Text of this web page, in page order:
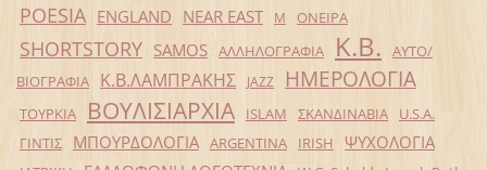
POESIA ENGLAND NEAR EAST Μ ΟΝΕΙΡΑ
SHORTSTORY SAMOS ΑΛΛΗΛΟΓΡΑΦΙΑ Κ.Β.
ΑΥΤΟ/
ΒΙΟΓΡΑΦΙΑ
Κ.Β.ΛΑΜΠΡΑΚΗΣ JAZZ ΗΜΕΡΟΛΟΓΙΑ
ΤΟΥΡΚΙΑ ΒΟΥΛΙΣΙΑΡΧΙΑ ISLAM ΣΚΑΝΔΙΝΑΒΙΑ
U.S.A.
ΓΙΝΤΙΣ
ΜΠΟΥΡΔΟΛΟΓΙΑ ARGENTINA IRISH ΨΥΧΟΛΟΓΙΑ